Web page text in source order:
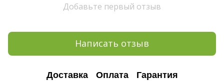
Добавьте первый отзыв
Написать отзыв
Доставка Оплата Гарантия